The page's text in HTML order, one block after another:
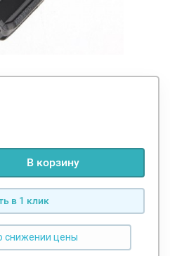
В корзину
в 1 клик
снижении цены